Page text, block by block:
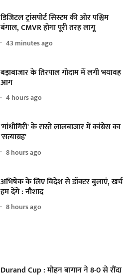
डिजिटल ट्रांसपोर्ट सिस्टम की ओर पश्चिम
बंगाल, CMVR होगा पूरी तरह लागू
43 minutes ago
बड़ाबाजार के तिरपाल गोदाम में लगी भयावह
आग
4 hours ago
'गांधीगिरी' के रास्ते लालबाजार में कांग्रेस का
'सत्याग्रह'
8 hours ago
अभिषेक के लिए विदेश से डॉक्टर बुलाएं, खर्च
हम देंगे : नौशाद
8 hours ago
Durand Cup : मोहन बागान ने 8-0 से रौंदा